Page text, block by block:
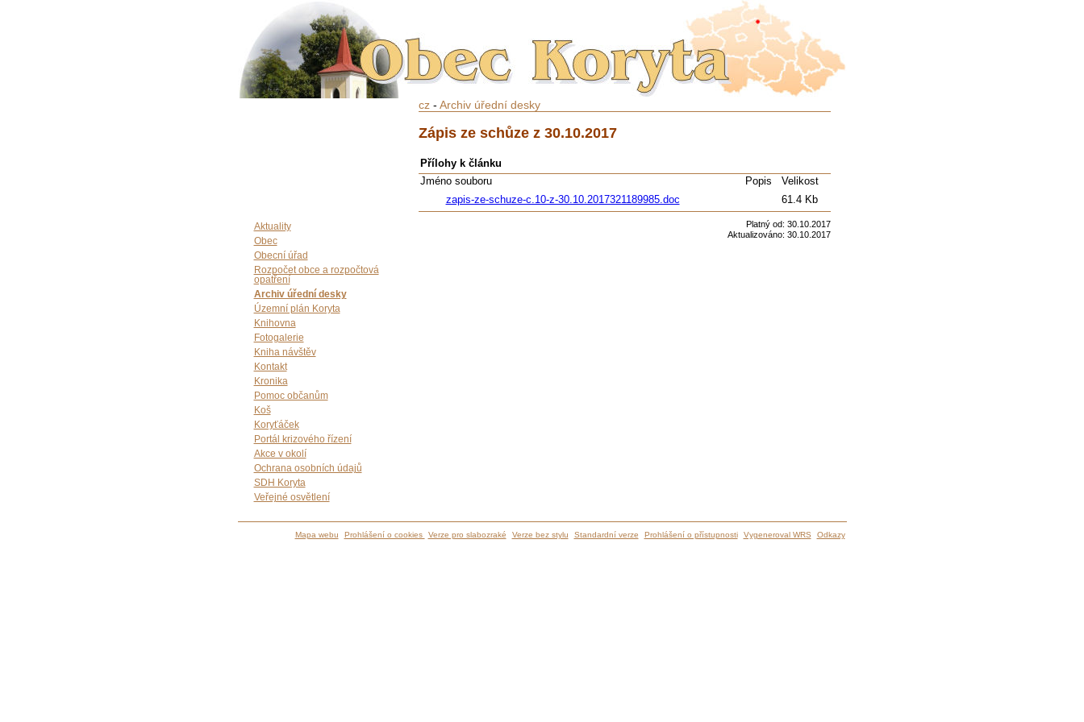
Aktuality
Obec
Obecní úřad
Rozpočet obce a rozpočtová
opatření
Archiv úřední desky
Územní plán Koryta
Knihovna
Fotogalerie
Kniha návštěv
Kontakt
Kronika
Pomoc občanům
Koš
Koryťáček
Portál krizového řízení
Akce v okolí
Ochrana osobních údajů
SDH Koryta
Veřejné osvětlení
cz- Archiv úřední desky
Zápis ze schůze z 30.10.2017
Přílohy k článku
Jméno souboru
Popis
Velikost
zapis-ze-schuze-c.10-z-30.10.2017321189985.doc
61.4 Kb
Platný od: 30.10.2017
Aktualizováno: 30.10.2017
Mapa webu Prohlášení o cookies Verze pro slabozraké Verze bez stylu Standardní verze Prohlášení o přístupnosti Vygeneroval WRS Odkazy